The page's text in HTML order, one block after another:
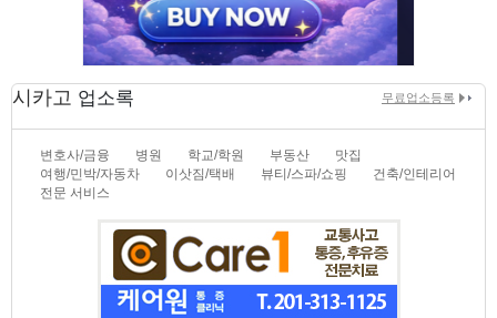
시카고 업소록 무료업소등록
변호사/금융 병원 학교/학원 부동산
맛집
여행/민박/자동차
이삿짐/택배 뷰티/스파/쇼핑
건축/인테리어
전문 서비스